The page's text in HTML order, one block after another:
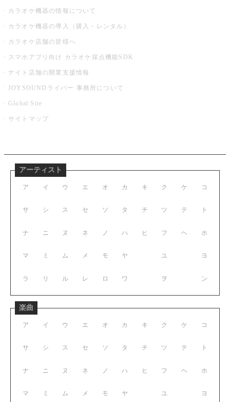
カラオケ機器の情報について
カラオケ機器の導入（購入・レンタル）
カラオケ店舗の皆様へ
スマホアプリ向け カラオケ採点機能SDK
ナイト店舗の開業支援情報
JOYSOUNDライバー 事務所について
Global Site
サイトマップ
アーティスト
ア イ ウ エ オ
サ シ ス セ ソ
ナ ニ ヌ ネ ノ
マ ミ ム メ モ
ラ リ ル レ ロ
カ キ ク ケ コ
タ チ ツ テ ト
ハ ヒ フ ヘ ホ
ヤ ユ ヨ
ワ ヲ ン
楽曲
ア イ ウ エ オ
サ シ ス セ ソ
ナ ニ ヌ ネ ノ
マ ミ ム メ モ
カ キ ク ケ コ
タ チ ツ テ ト
ハ ヒ フ ヘ ホ
ヤ ユ ヨ